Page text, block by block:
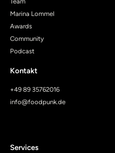
Marina Lommel
Awards
Community
Podcast
Kontakt
+49 89 35762016
info@foodpunk.de
Services